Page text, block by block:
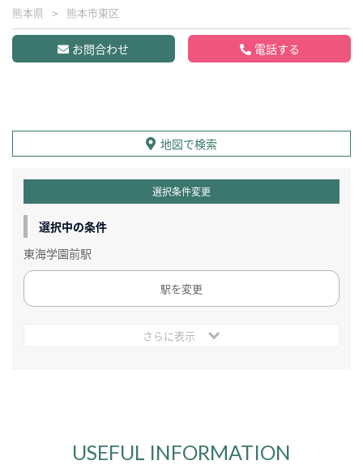
熊本県 熊本市東区
お問合わせ 電話する
地図で検索
選択条件変更
選択中の条件
東海学園前駅
駅を変更
さらに表示
USEFUL INFORMATION